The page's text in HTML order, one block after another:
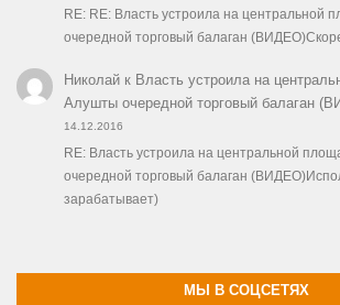
RE: RE: Власть устроила на центральной
очередной торговый балаган
Николайк Власть устроила на
Алушты очередной торговый балаган
14.12.2016
RE: Власть устроила на центральной
очередной торговый балаган
зарабатывает)
МЫ В СОЦСЕТЯХ